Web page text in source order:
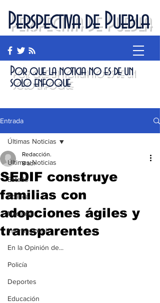
Perspectiva de Puebla
Por que la noticia no es de un
solo enfoque
Entrada
Últimas Noticias
Estado
Política
Nacional
Internacional
En la Opinión de...
Policía
Deportes
Educación
Últimas Noticias
SEDIF construye
familias con
adopciones ágiles y
transparentes
Redacción.
8 abr